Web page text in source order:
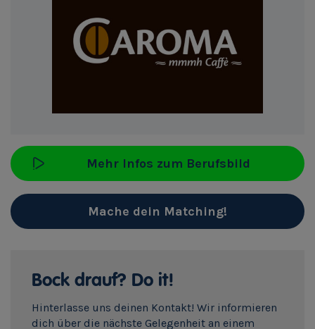
Mehr Infos zum Berufsbild
Mache dein Matching!
Bock drauf? Do it!
Hinterlasse uns deinen Kontakt! Wir informieren
dich über die nächste Gelegenheit an einem